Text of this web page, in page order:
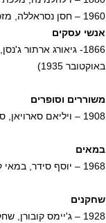
1960 – חסן נסראללה, מזכ"ל ומנהיג חזבאללה
אנשי עסקים
באוקטובר 1935)
משוררים וסופרים
1908 – ויליאם סארויאן, סופר ומחזאי אמריקאי ממוצא ארמני (נפטר ב-1981)
במאים
1968 – יוסף סידר, במאי קולנוע ישראלי
שחקנים
1928 – ג'יימס קובורן, שחקן קולנוע (נפטר ב-2002)